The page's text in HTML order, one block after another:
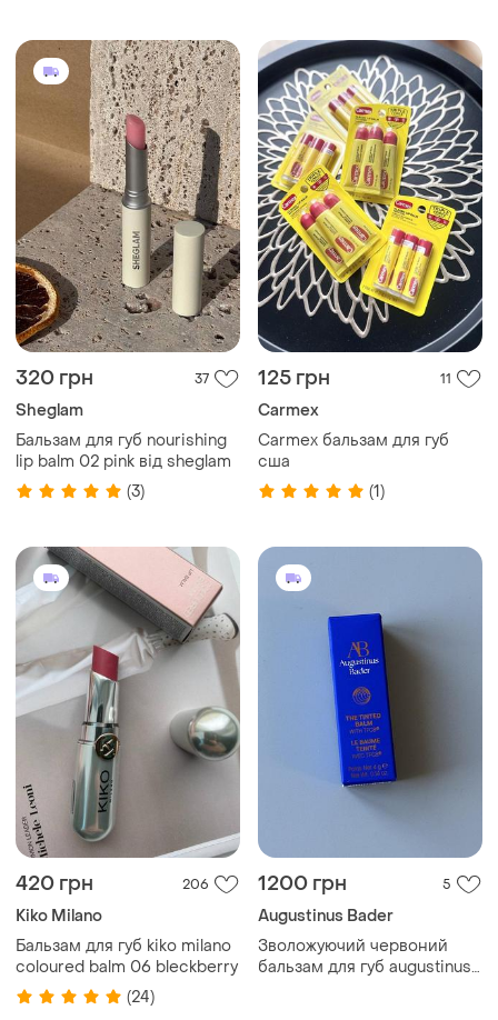
320 грн 37
Sheglam
Бальзам для губ nourishing
lip balm 02 pink від sheglam
(3)
125 грн 11
Carmex
Carmex бальзам для губ
сша
(1)
420 грн 206
Kiko Milano
Бальзам для губ kiko milano
coloured balm 06 bleckberry
(24)
1200 грн 5
Augustinus Bader
Зволожуючий червоний
бальзам для губ augustinus